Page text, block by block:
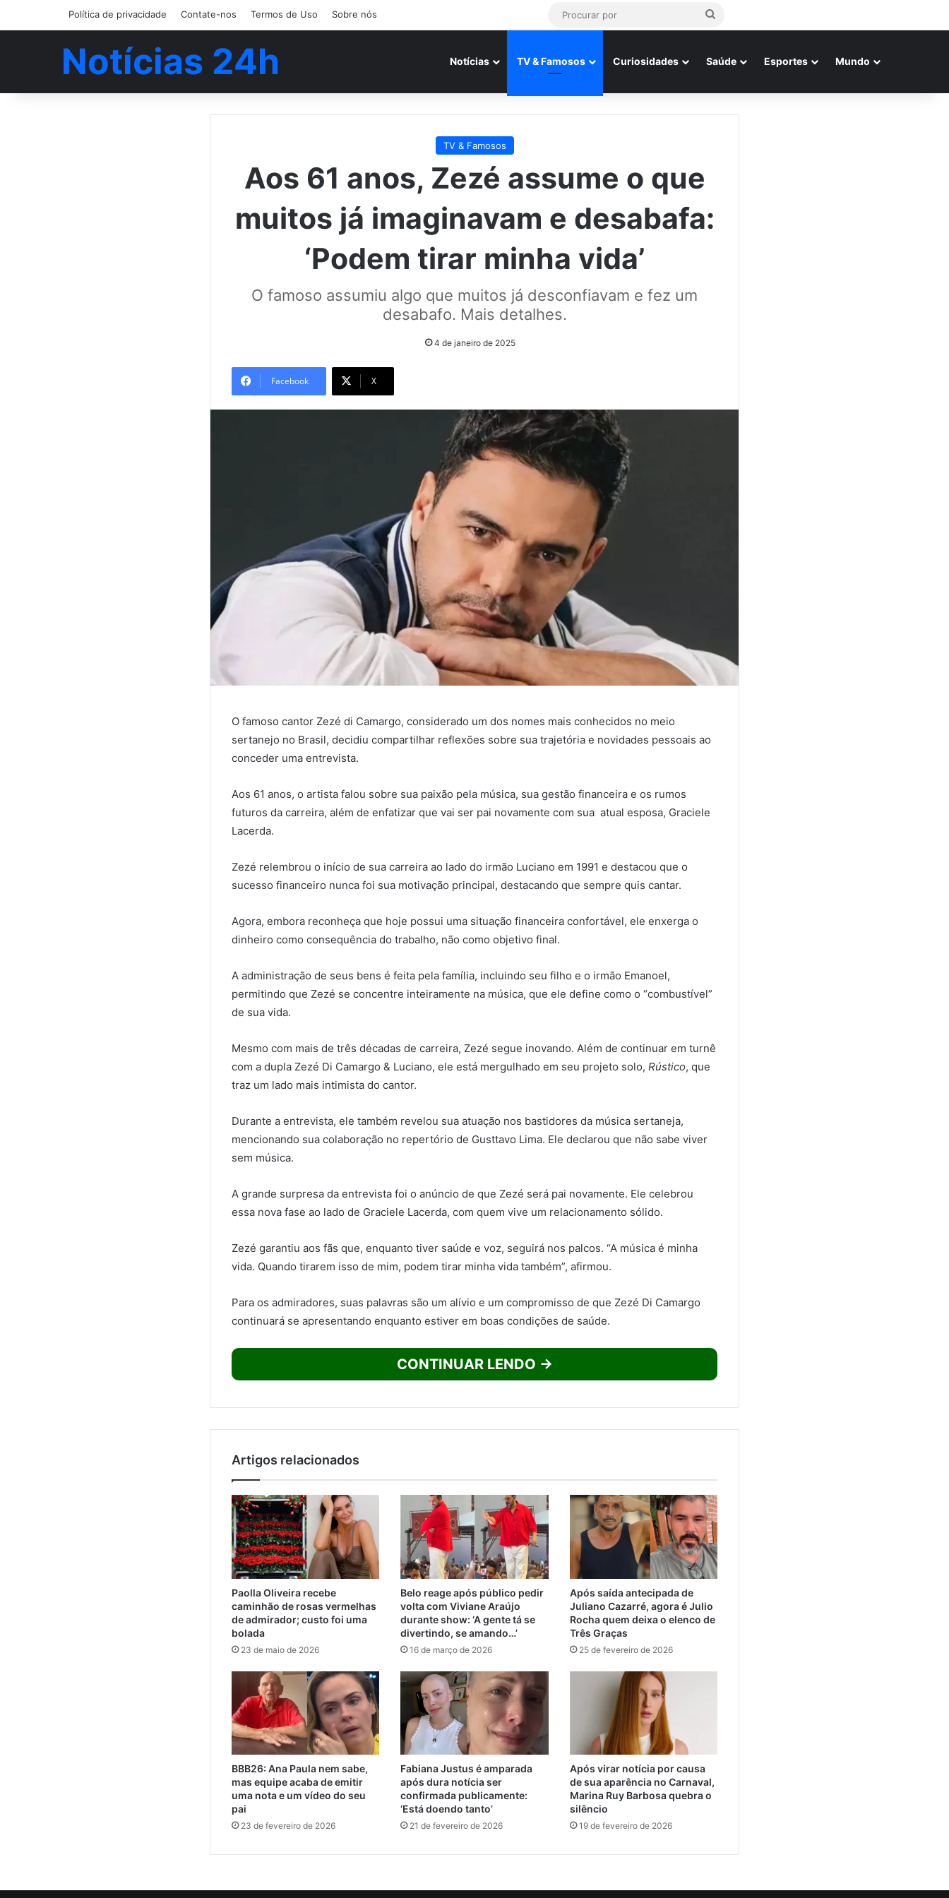
Política de privacidade Contate-nos Termos de Uso Sobre nós
Procurar
Notícias 24h Notícias TV & Famosos Curiosidades Saúde Esportes Mundo
TV & Famosos
Aos 61 anos, Zezé assume o que
muitos já imaginavam e desabafa:
‘Podem tirar minha vida’
O famoso assumiu algo que muitos já desconfiavam e fez um
desabafo. Mais detalhes.
4 de janeiro de 2025
Facebook X
O famoso cantor Zezé di Camargo, considerado um dos nomes mais conhecidos no meio
sertanejo no Brasil, decidiu compartilhar reflexões sobre sua trajetória e novidades pessoais ao
conceder uma entrevista.
Aos 61 anos, o artista falou sobre sua paixão pela música, sua gestão financeira e os rumos
futuros da carreira, além de enfatizar que vai ser pai novamente com sua atual esposa, Graciele
Lacerda.
Zezé relembrou o início de sua carreira ao lado do irmão Luciano em 1991 e destacou que o
sucesso financeiro nunca foi sua motivação principal, destacando que sempre quis cantar.
Agora, embora reconheça que hoje possui uma situação financeira confortável, ele enxerga o
dinheiro como consequência do trabalho, não como objetivo final.
A administração de seus bens é feita pela família, incluindo seu filho e o irmão Emanoel,
permitindo que Zezé se concentre inteiramente na música, que ele define como o “combustível”
de sua vida.
Mesmo com mais de três décadas de carreira, Zezé segue inovando. Além de continuar em turnê
com a dupla Zezé Di Camargo & Luciano, ele está mergulhado em seu projeto solo, Rústico, que
traz um lado mais intimista do cantor.
Durante a entrevista, ele também revelou sua atuação nos bastidores da música sertaneja,
mencionando sua colaboração no repertório de Gusttavo Lima. Ele declarou que não sabe viver
sem música.
A grande surpresa da entrevista foi o anúncio de que Zezé será pai novamente. Ele celebrou
essa nova fase ao lado de Graciele Lacerda, com quem vive um relacionamento sólido.
Zezé garantiu aos fãs que, enquanto tiver saúde e voz, seguirá nos palcos. “A música é minha
vida. Quando tirarem isso de mim, podem tirar minha vida também”, afirmou.
Para os admiradores, suas palavras são um alívio e um compromisso de que Zezé Di Camargo
continuará se apresentando enquanto estiver em boas condições de saúde.
CONTINUAR LENDO →
Artigos relacionados
Paolla Oliveira recebe
caminhão de rosas vermelhas
de admirador; custo foi uma
bolada
23 de maio de 2026
Belo reage após público pedir
volta com Viviane Araújo
durante show: ‘A gente tá se
divertindo, se amando…’
16 de março de 2026
Após saída antecipada de
Juliano Cazarré, agora é Julio
Rocha quem deixa o elenco de
Três Graças
25 de fevereiro de 2026
BBB26: Ana Paula nem sabe,
mas equipe acaba de emitir
uma nota e um vídeo do seu
pai
23 de fevereiro de 2026
Fabiana Justus é amparada
após dura notícia ser
confirmada publicamente:
‘Está doendo tanto’
21 de fevereiro de 2026
Após virar notícia por causa
de sua aparência no Carnaval,
Marina Ruy Barbosa quebra o
silêncio
19 de fevereiro de 2026